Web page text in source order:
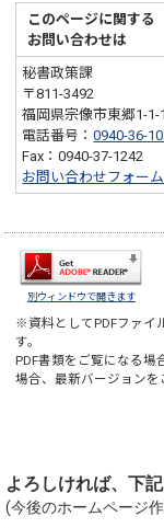
このページに関する
お問い合わせは
秘書政策課
〒811-3492
福岡県宗像市東郷1-1-1
電話番号：0940-36-
Fax：0940-37-1242
お問い合わせフォー
別ウィンドウで開きます
※資料としてPDFファイ
す。
PDF書類をご覧になる場
場合、最新バージョンを